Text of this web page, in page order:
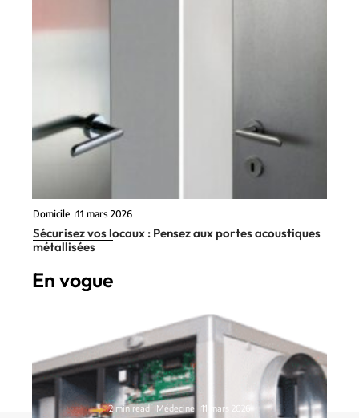
Domicile 11 mars 2026
Sécurisez vos locaux : Pensez aux portes acoustiques
métallisées
En vogue
2 min read Médecine 11 mars 2026